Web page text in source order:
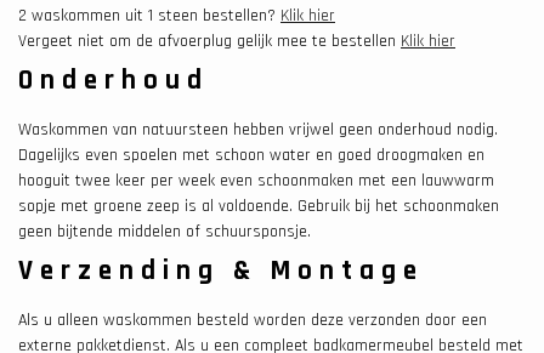
2 waskommen uit 1 steen bestellen? Klik hier
Vergeet niet om de afvoerplug gelijk mee te bestellen Klik hier
Onderhoud
Waskommen van natuursteen hebben vrijwel geen onderhoud nodig.
Dagelijks even spoelen met schoon water en goed droogmaken en
hooguit twee keer per week even schoonmaken met een lauwwarm
sopje met groene zeep is al voldoende. Gebruik bij het schoonmaken
geen bijtende middelen of schuursponsje.
Verzending & Montage
Als u alleen waskommen besteld worden deze verzonden door een
externe pakketdienst. Als u een compleet badkamermeubel besteld met